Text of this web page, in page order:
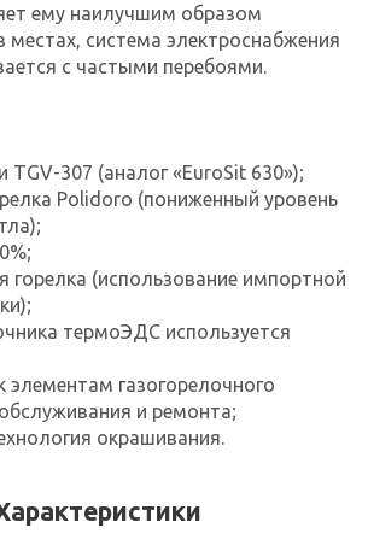
ему наилучшим образом
местах, система электроснабжения
с частыми перебоями.
TGV-307 (аналог «EuroSit 630»);
Polidoro (пониженный уровень
горелка (использование импортной
термоЭДС используется
элементам газогорелочного
и ремонта;
окрашивания.